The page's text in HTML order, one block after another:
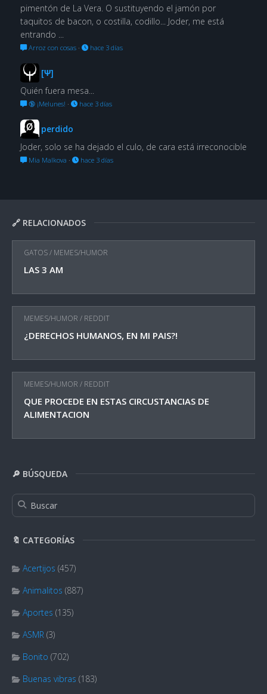
🔗 RELACIONADOS
GATOS/ MEMES/HUMOR
LAS 3 AM
MEMES/HUMOR / REDDIT
¿DERECHOS HUMANOS, EN MI PAIS?!
MEMES/HUMOR / REDDIT
QUE PROCEDE EN ESTAS CIRCUSTANCIAS DE
ALIMENTACION
🔎 BÚSQUEDA
🔖 CATEGORÍAS
Acertijos (457)
Animalitos (887)
Aportes (135)
ASMR (3)
Bonito (702)
Buenas vibras (183)
pimentón de La Vera. O sustituyendo el jamón por
taquitos de bacon, o costilla, codillo... Joder, me está
entrando ...
Arroz con cosas· hace 3 días
[Ψ]
Quién fuera mesa...
🔞 ¡Melunes! · hace 3 días
perdido
Joder, solo se ha dejado el culo, de cara está irreconocible
Mia Malkova · hace 3 días